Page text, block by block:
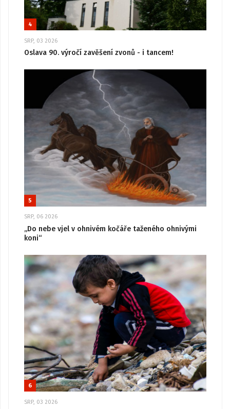
4
SRP, 03 2026
Oslava 90. výročí zavěšení zvonů - i tancem!
5
SRP, 06 2026
„Do nebe vjel v ohnivém kočáře taženého ohnivými
koni“
6
SRP, 03 2026